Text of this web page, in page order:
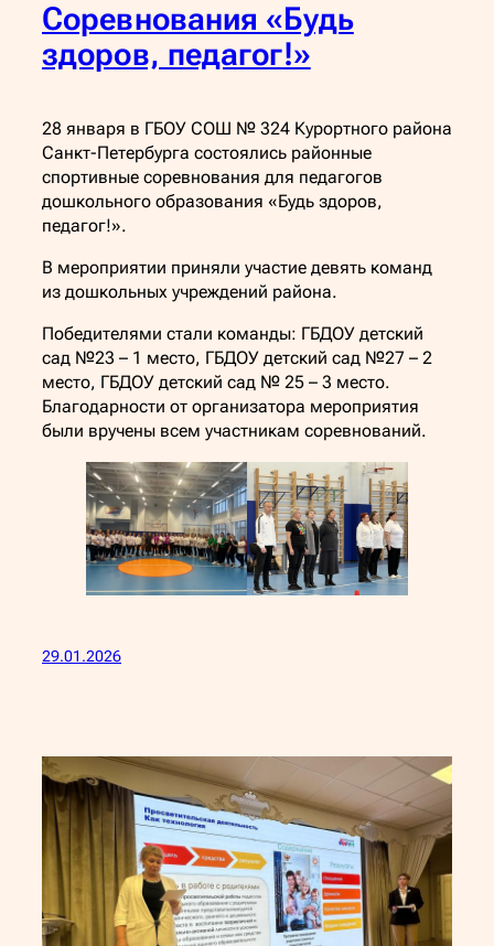
Соревнования «Будь
здоров, педагог!»
28 января в ГБОУ СОШ № 324 Курортного района
Санкт-Петербурга состоялись районные
спортивные соревнования для педагогов
дошкольного образования «Будь здоров,
педагог!».
В мероприятии приняли участие девять команд
из дошкольных учреждений района.
Победителями стали команды: ГБДОУ детский
сад №23 – 1 место, ГБДОУ детский сад №27 – 2
место, ГБДОУ детский сад № 25 – 3 место.
Благодарности от организатора мероприятия
были вручены всем участникам соревнований.
29.01.2026